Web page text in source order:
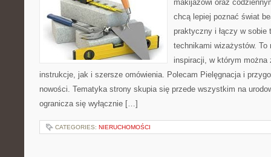
makijażowi oraz
chcą lepiej poznać świat
praktyczny i łączy w sobie
technikami wizażystów. To
inspiracji, w którym można
instrukcje, jak i szersze omówienia. Polecam Pielęgnacja i
nowości. Tematyka strony skupia się przede wszystkim na
ogranicza się wyłącznie […]
CATEGORIES: NIERUCHOMOŚCI